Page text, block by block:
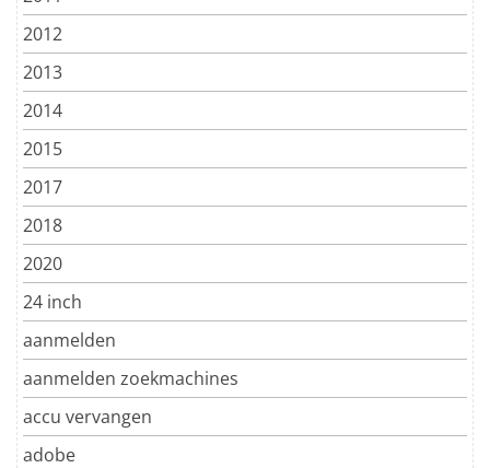
2012
2013
2014
2015
2017
2018
2020
24 inch
aanmelden
aanmelden zoekmachines
accu vervangen
adobe